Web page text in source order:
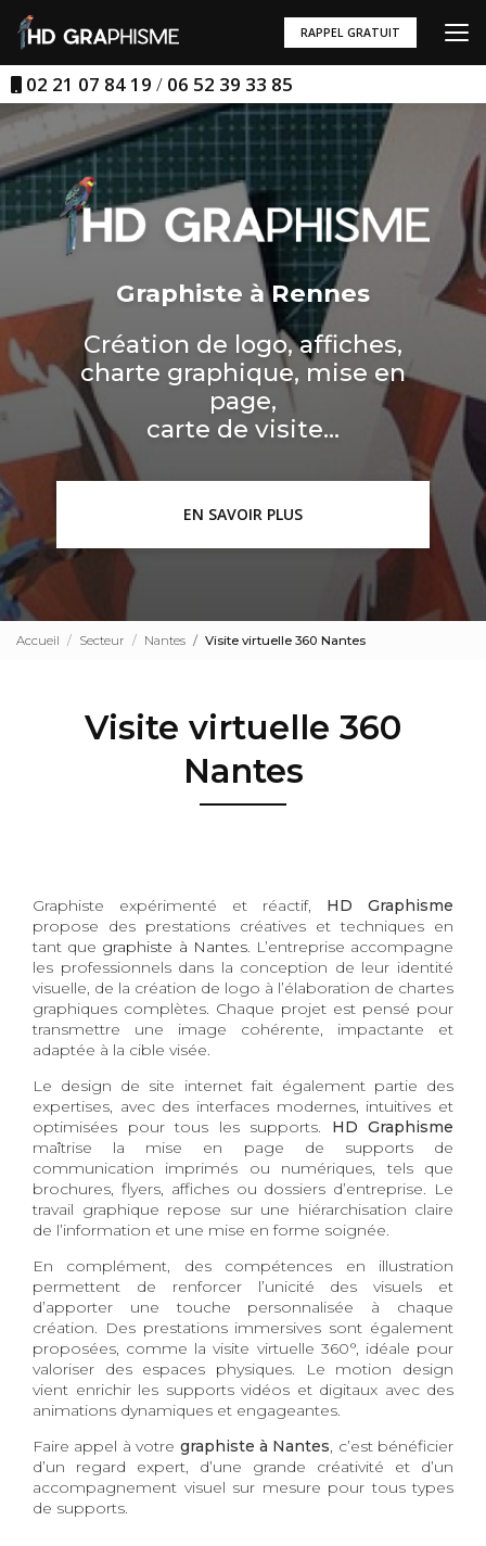
au
contenu
principal
02 21 07 84 19 / 06 52 39 33 85
RAPPEL GRATUIT
Graphiste à Rennes
Création de logo, affiches,
charte graphique, mise en
page,
carte de visite...
EN SAVOIR PLUS
Accueil Secteur Nantes Visite virtuelle 360 Nantes
Visite virtuelle 360
Nantes
Graphiste expérimenté et réactif, HD Graphisme
propose des prestations créatives et techniques en
tant que graphiste à Nantes. L’entreprise accompagne
les professionnels dans la conception de leur identité
visuelle, de la création de logo à l’élaboration de chartes
graphiques complètes. Chaque projet est pensé pour
transmettre une image cohérente, impactante et
adaptée à la cible visée.
Le design de site internet fait également partie des
expertises, avec des interfaces modernes, intuitives et
optimisées pour tous les supports. HD Graphisme
maîtrise la mise en page de supports de
communication imprimés ou numériques, tels que
brochures, flyers, affiches ou dossiers d’entreprise. Le
travail graphique repose sur une hiérarchisation claire
de l’information et une mise en forme soignée.
En complément, des compétences en illustration
permettent de renforcer l’unicité des visuels et
d’apporter une touche personnalisée à chaque
création. Des prestations immersives sont également
proposées, comme la visite virtuelle 360°, idéale pour
valoriser des espaces physiques. Le motion design
vient enrichir les supports vidéos et digitaux avec des
animations dynamiques et engageantes.
Faire appel à votre graphiste à Nantes, c’est bénéficier
d’un regard expert, d’une grande créativité et d’un
accompagnement visuel sur mesure pour tous types
de supports.